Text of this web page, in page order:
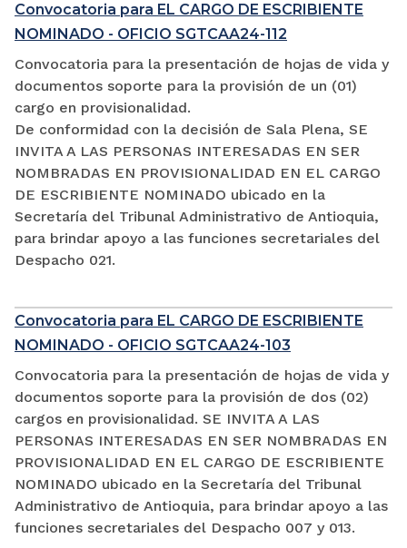
Convocatoria para EL CARGO DE ESCRIBIENTE
NOMINADO - OFICIO SGTCAA24-112
Convocatoria para la presentación de hojas de vida y
documentos soporte para la provisión de un (01)
cargo en provisionalidad.
De conformidad con la decisión de Sala Plena, SE
INVITA A LAS PERSONAS INTERESADAS EN SER
NOMBRADAS EN PROVISIONALIDAD EN EL CARGO
DE ESCRIBIENTE NOMINADO ubicado en la
Secretaría del Tribunal Administrativo de Antioquia,
para brindar apoyo a las funciones secretariales del
Despacho 021.
Convocatoria para EL CARGO DE ESCRIBIENTE
NOMINADO - OFICIO SGTCAA24-103
Convocatoria para la presentación de hojas de vida y
documentos soporte para la provisión de dos (02)
cargos en provisionalidad. SE INVITA A LAS
PERSONAS INTERESADAS EN SER NOMBRADAS EN
PROVISIONALIDAD EN EL CARGO DE ESCRIBIENTE
NOMINADO ubicado en la Secretaría del Tribunal
Administrativo de Antioquia, para brindar apoyo a las
funciones secretariales del Despacho 007 y 013.